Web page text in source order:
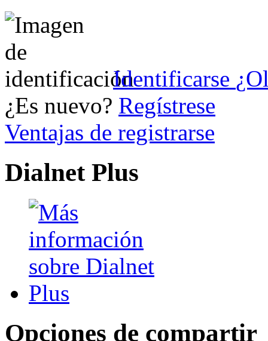
Identificarse
¿Es nuevo? Regístrese
Ventajas de registrarse
Dialnet Plus
Opciones de compartir